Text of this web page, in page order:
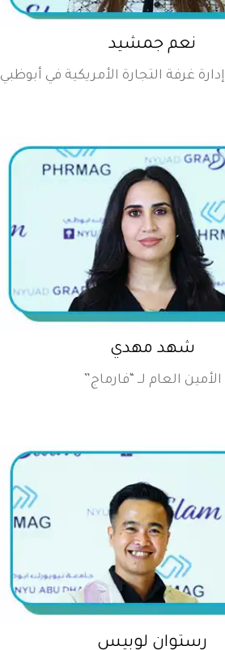
نعم جمشيد
غرفة التجارة الأمريكية في أبوظبي
شهد مهدي
الأمين العام لــ “فارماج”
رِستوان لوبيس